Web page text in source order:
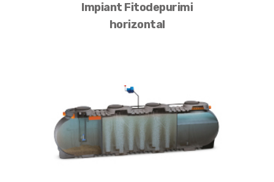
Impiant Fitodepurimi
horizontal